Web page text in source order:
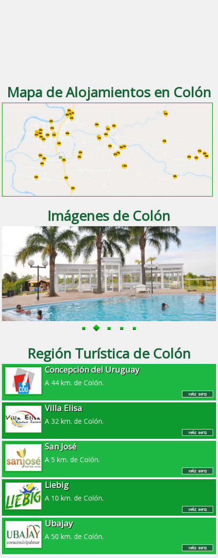
Mapa de Alojamientos en Colón
Imágenes de Colón
Región Turística de Colón
Concepción del Uruguay
A 44 km. de Colón.
Villa Elisa
A 32 km. de Colón.
San José
A 5 km. de Colón.
Liebig
A 10 km. de Colón.
Ubajay
A 50 km. de Colón.